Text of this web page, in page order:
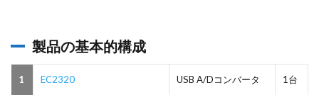
製品の基本的構成
1 EC2320 USB A/Dコンバータ 1台